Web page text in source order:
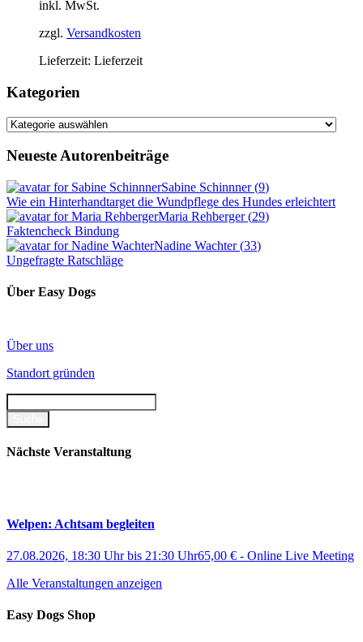
inkl. MwSt.
zzgl. Versandkosten
Lieferzeit: Lieferzeit
Kategorien
Kategorien
Neueste Autorenbeiträge
Sabine Schinnner(9)
Wie ein Hinterhandtarget die Wundpflege des Hundes erleichtert
Maria Rehberger(29)
Faktencheck Bindung
Nadine Wachter(33)
Ungefragte Ratschläge
Über Easy Dogs
Über uns
Standort gründen
Nächste Veranstaltung
Welpen: Achtsam begleiten
27.08.2026, 18:30 Uhrbis 21:30 Uhr65,00 € - Online Live Meeting
Alle Veranstaltungen anzeigen
Easy Dogs Shop